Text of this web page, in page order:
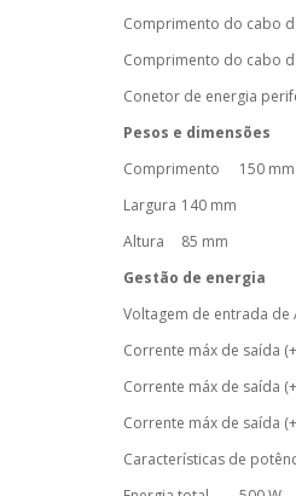
Comprimento do cabo
Comprimento do cabo
Conetor de energia
Pesos e dimensões
Comprimento
150 mm
Largura 140 mm
Altura
85 mm
Gestão de energia
Voltagem de entrada de
Corrente máx de saída
Corrente máx de saída
Corrente máx de saída
Características de